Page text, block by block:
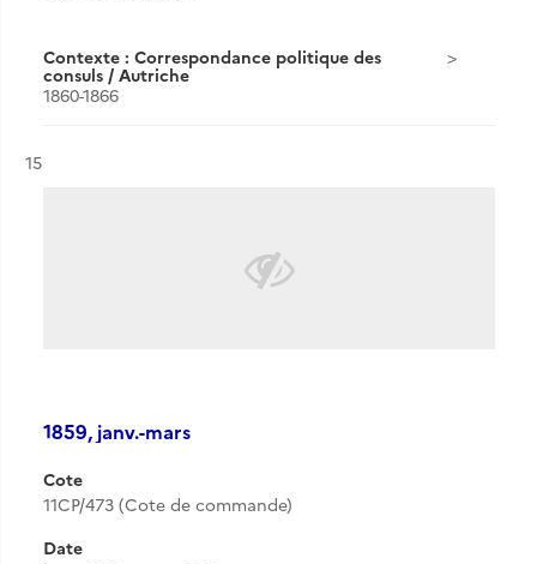
Contexte : Correspondance politique des
consuls / Autriche
1860-1866
Résultat n°
15
1859, janv.-mars
Cote
11CP/473 (Cote de commande)
Date